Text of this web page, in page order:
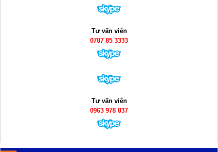
Tư vấn viên
0787 85 3333
Tư vấn viên
0963 978 837